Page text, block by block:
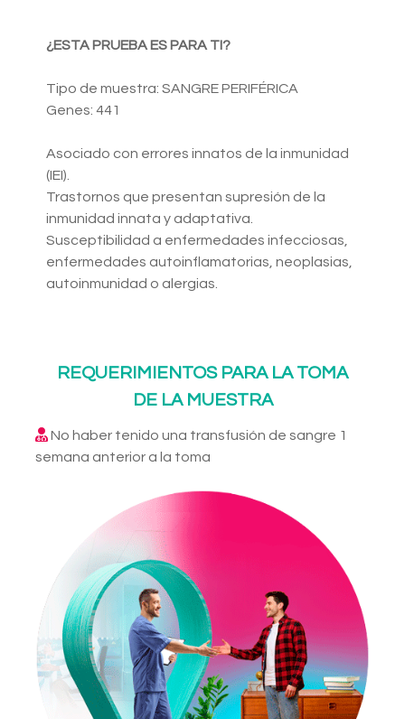
¿ESTA PRUEBA ES PARA TI?
Tipo de muestra: SANGRE PERIFÉRICA
Genes: 441
Asociado con errores innatos de la inmunidad
(IEI).
Trastornos que presentan supresión de la
inmunidad innata y adaptativa.
Susceptibilidad a enfermedades infecciosas,
enfermedades autoinflamatorias, neoplasias,
autoinmunidad o alergias.
REQUERIMIENTOS PARA LA TOMA
DE LA MUESTRA
No haber tenido una transfusión de sangre 1
semana anterior a la toma